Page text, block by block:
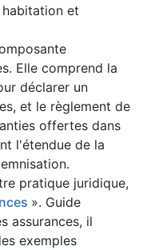
habitation et
Elle comprend la
déclarer un
et le règlement de
offertes dans
l'étendue de la
pratique juridique,
». Guide
assurances, il
exemples